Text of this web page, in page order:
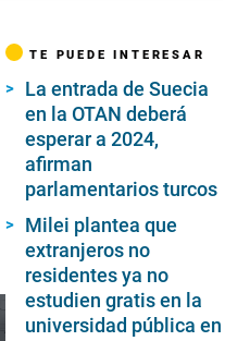
TE PUEDE INTERESAR
La entrada de Suecia
en la OTAN deberá
esperar a 2024,
afirman
parlamentarios turcos
Milei plantea que
extranjeros no
residentes ya no
estudien gratis en la
universidad pública en